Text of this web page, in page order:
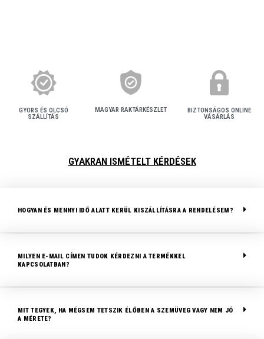
GYORS ÉS OLCSÓ
SZÁLLÍTÁS
MAGYAR RAKTÁRKÉSZLET
BIZTONSÁGOS ONLINE
VÁSÁRLÁS
GYAKRAN ISMÉTELT KÉRDÉSEK
HOGYAN ÉS MENNYI IDŐ ALATT KERÜL KISZÁLLÍTÁSRA A RENDELÉSEM?
MILYEN E-MAIL CÍMEN TUDOK KÉRDEZNI A TERMÉKKEL
KAPCSOLATBAN?
MIT TEGYEK, HA MÉGSEM TETSZIK ÉLŐBEN A SZEMÜVEG VAGY NEM JÓ
A MÉRETE?